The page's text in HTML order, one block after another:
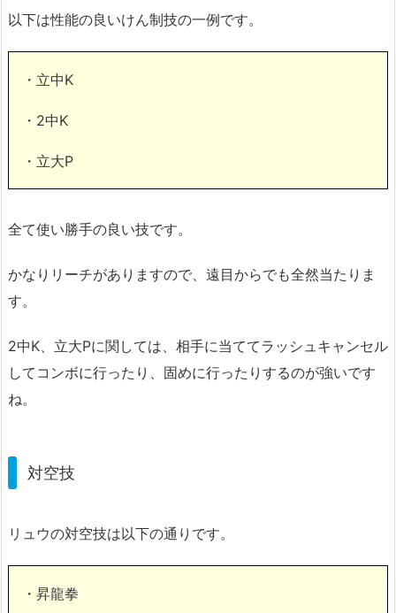
以下は性能の良いけん制技の一例です。
・立中K
・2中K
・立大P
全て使い勝手の良い技です。
かなりリーチがありますので、遠目からでも全然当たりま
す。
2中K、立大Pに関しては、相手に当ててラッシュキャンセル
してコンボに行ったり、固めに行ったりするのが強いです
ね。
対空技
リュウの対空技は以下の通りです。
・昇龍拳